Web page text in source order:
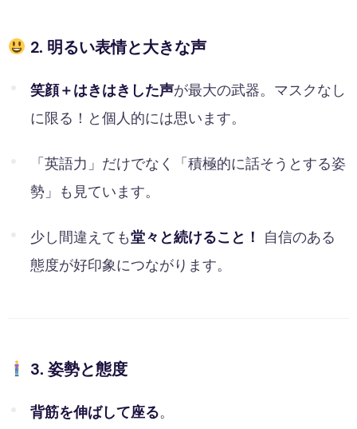
2. 明るい表情と大きな声
笑顔＋はきはきした声が最大の武器。マスクなし
に限る！と個人的には思います。
「英語力」だけでなく「積極的に話そうとする姿
勢」も見ています。
少し間違えても堂々と続けること！
自信のある
態度が好印象につながります。
3. 姿勢と態度
背筋を伸ばして座る。